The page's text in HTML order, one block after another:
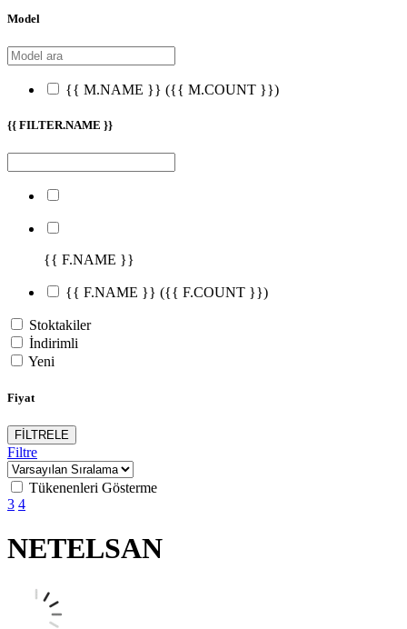
Model
{{ M.NAME }} ({{ M.COUNT }})
{{ FILTER.NAME }}
{{ F.NAME }}
{{ F.NAME }} ({{ F.COUNT }})
Stoktakiler
İndirimli
Yeni
Fiyat
FİLTRELE
Filtre
Tükenenleri Gösterme
3 4
NETELSAN